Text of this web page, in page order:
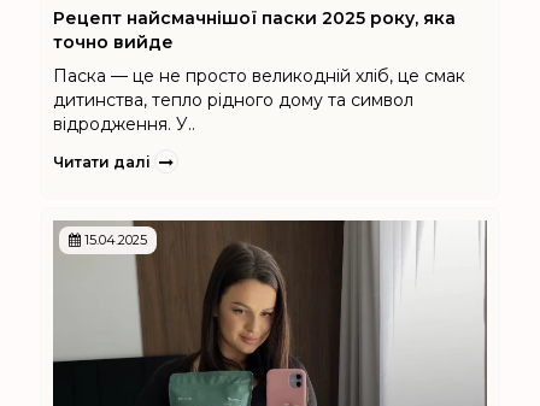
Рецепт найсмачнішої паски 2025 року, яка
точно вийде
Паска — це не просто великодній хліб, це смак
дитинства, тепло рідного дому та символ
відродження. У..
Читати далі
15.04.2025